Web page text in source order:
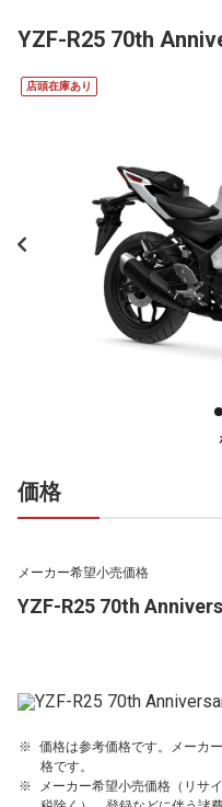
YZF-R25 70th
店頭在庫あり
価格
メーカー希望小売価格
YZF-R25 70th
価格は参考価格です。メーカ
格です。
メーカー希望小売価格（リサ